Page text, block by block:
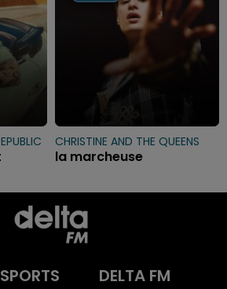
CHRISTINE AND THE QUEENS
la marcheuse
SPORTS
DELTA FM